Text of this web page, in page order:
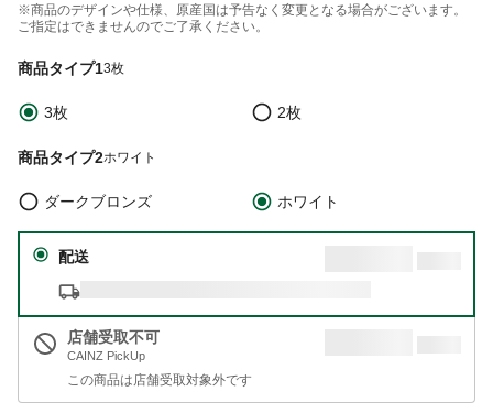
※商品のデザインや仕様、原産国は予告なく変更となる場合がございます。
ご指定はできませんのでご了承ください。
商品タイプ13枚
3枚 2枚
商品タイプ2ホワイト
ダークブロンズ ホワイト
配送
店舗受取不可
CAINZ PickUp
この商品は店舗受取対象外です